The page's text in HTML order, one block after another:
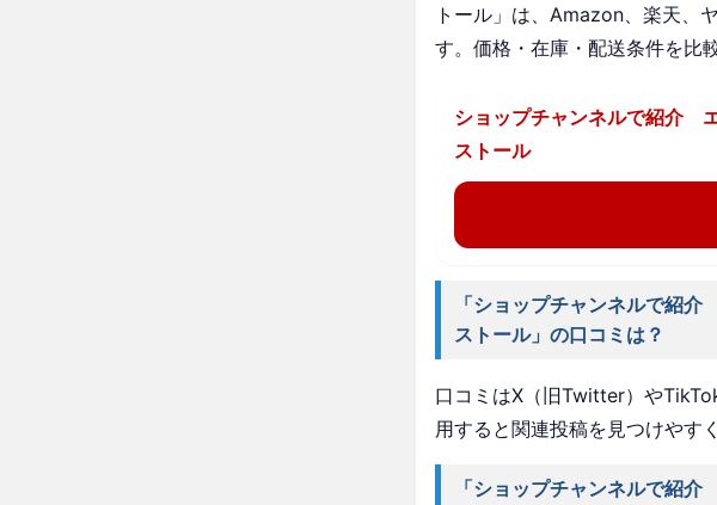
トール」は、Amazon、楽天、
す。価格・在庫・配送条件を比
ショップチャンネルで紹介
ストール
「ショップチャンネルで紹
ストール」の口コミは？
口コミはX（旧Twitter）や
用すると関連投稿を見つけやす
「ショップチャンネルで紹